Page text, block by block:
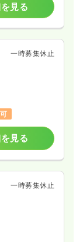
見る
一時募集休止
見る
一時募集休止